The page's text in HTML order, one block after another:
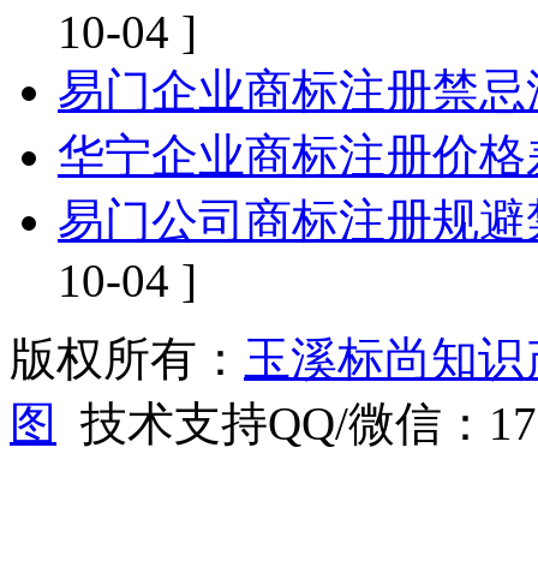
10-04 ]
易门企业商标注册禁
华宁企业商标注册价
易门公司商标注册规
10-04 ]
版权所有： 玉溪标尚知
图
技术支持QQ/微信：